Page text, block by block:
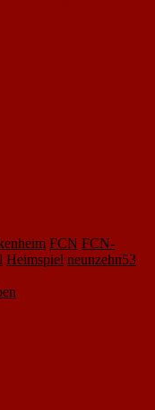
FCN FCN-
Heimspiel neunzehn53